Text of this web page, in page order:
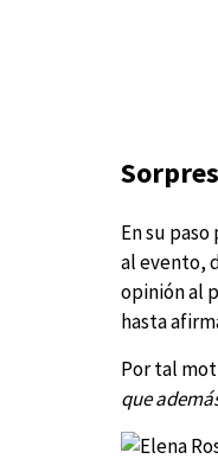
En su
al evento,
opinión al
hasta
Por tal
que